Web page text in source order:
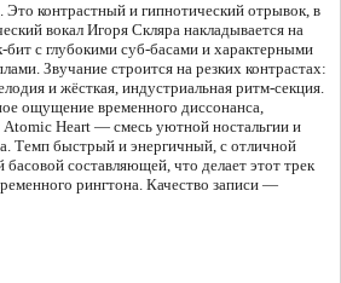
Это контрастный и гипнотический отрывок, в
вокал Игоря Скляра накладывается на
с глубокими суб-басами и характерными
Звучание строится на резких контрастах:
и жёсткая, индустриальная ритм-секция.
ощущение временного диссонанса,
Atomic Heart — смесь уютной ностальгии и
Темп быстрый и энергичный, с отличной
составляющей, что делает этот трек
рингтона. Качество записи —